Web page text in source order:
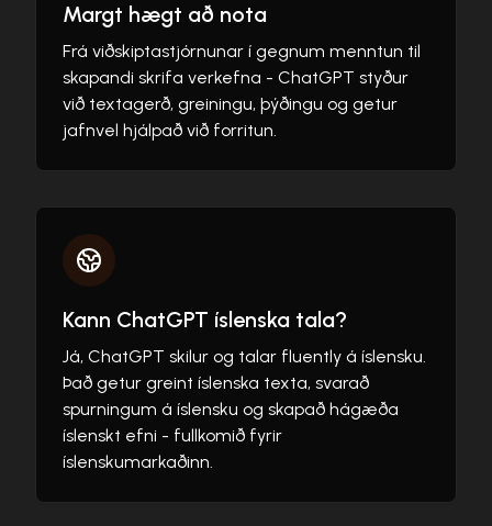
Margt hægt að nota
Frá viðskiptastjórnunar í gegnum menntun til
skapandi skrifa verkefna - ChatGPT styður
við textagerð, greiningu, þýðingu og getur
jafnvel hjálpað við forritun.
Kann ChatGPT íslenska tala?
Já, ChatGPT skilur og talar fluently á íslensku.
Það getur greint íslenska texta, svarað
spurningum á íslensku og skapað hágæða
íslenskt efni - fullkomið fyrir
íslenskumarkaðinn.